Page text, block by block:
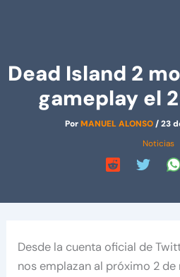
Dead Island 2
gameplay el
PorMANUEL ALONSO/23
Noticias
Desde la cuenta oficial de
nos emplazan al próximo 2